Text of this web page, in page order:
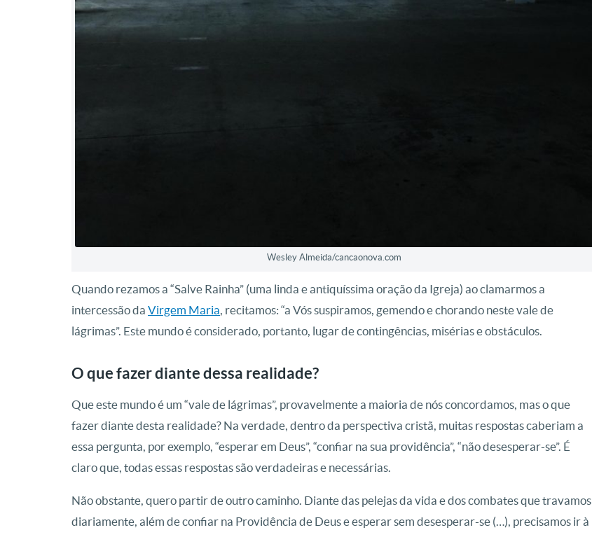
Wesley Almeida/cancaonova.com
Quando rezamos a “Salve Rainha” (uma linda e antiquíssima oração da Igreja) ao clamarmos a
intercessão da Virgem Maria, recitamos: “a Vós suspiramos, gemendo e chorando neste vale de
lágrimas”. Este mundo é considerado, portanto, lugar de contingências, misérias e obstáculos.
O que fazer diante dessa realidade?
Que este mundo é um “vale de lágrimas”, provavelmente a maioria de nós concordamos, mas o que
fazer diante desta realidade? Na verdade, dentro da perspectiva cristã, muitas respostas caberiam a
essa pergunta, por exemplo, “esperar em Deus”, “confiar na sua providência”, “não desesperar-se”. É
claro que, todas essas respostas são verdadeiras e necessárias.
Não obstante, quero partir de outro caminho. Diante das pelejas da vida e dos combates que travamos
diariamente, além de confiar na Providência de Deus e esperar sem desesperar-se (…), precisamos ir à